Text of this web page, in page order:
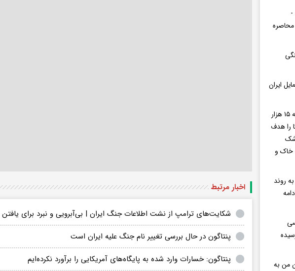
اخبار مرتبط
شکایت‌های ترامپ از نشت اطلاعات جنگ ایران | بی‌آبرویی و نبرد برای
پنتاگون در حال بررسی تغییر نام جنگ علیه ایران است
پنتاگون: خسارات وارد شده به پایگاه‌های آمریکایی را برآورد نکرده‌ایم
-
ایران
با افزایش برد موشک هایمان به ۱۵ هزار
را هدف
خاک و
روند
من به